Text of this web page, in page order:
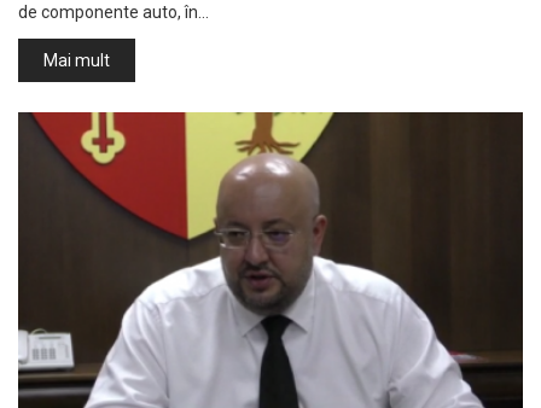
de componente auto, în…
Mai mult